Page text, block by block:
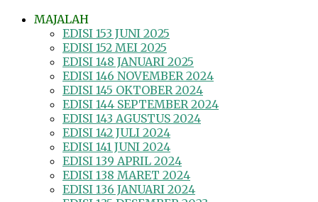
MAJALAH
EDISI 153 JUNI 2025
EDISI 152 MEI 2025
EDISI 148 JANUARI 2025
EDISI 146 NOVEMBER 2024
EDISI 145 OKTOBER 2024
EDISI 144 SEPTEMBER 2024
EDISI 143 AGUSTUS 2024
EDISI 142 JULI 2024
EDISI 141 JUNI 2024
EDISI 139 APRIL 2024
EDISI 138 MARET 2024
EDISI 136 JANUARI 2024